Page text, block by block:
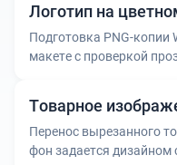
Логотип на
Подготовка PNG-копии
макете с проверкой
Товарное
Перенос вырезанного
фон задается дизайном